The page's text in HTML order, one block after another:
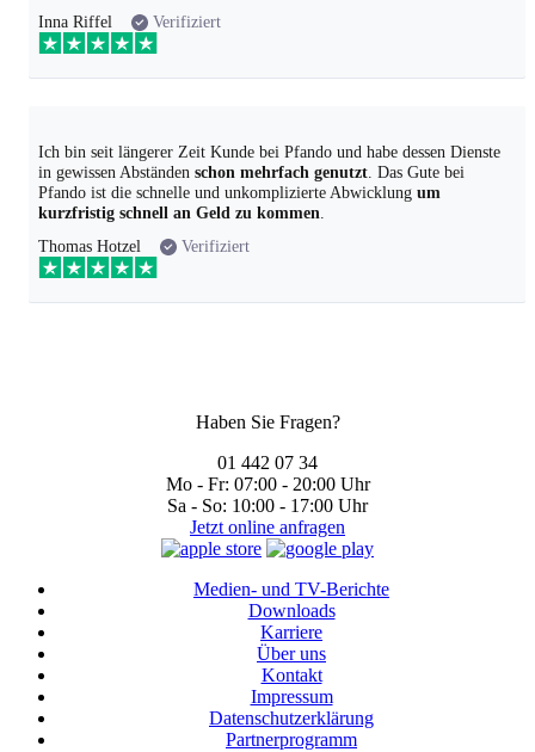
Inna Riffel
Verifiziert
Ich bin seit längerer Zeit Kunde bei Pfando und habe dessen Dienste
in gewissen Abständen schon mehrfach genutzt. Das Gute bei
Pfando ist die schnelle und unkomplizierte Abwicklung um
kurzfristig schnell an Geld zu kommen.
Thomas Hotzel
Verifiziert
Haben Sie Fragen?
01 442 07 34
Mo - Fr: 07:00 - 20:00 Uhr
Sa - So: 10:00 - 17:00 Uhr
Jetzt online anfragen
Medien- und TV-Berichte
Downloads
Karriere
Über uns
Kontakt
Impressum
Datenschutzerklärung
Partnerprogramm